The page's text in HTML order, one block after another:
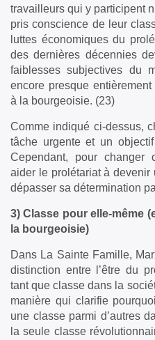
travailleurs qui y participent
pris conscience de leur
luttes économiques du
des dernières décennies
faiblesses subjectives du
encore presque
à la bourgeoisie. (23)
Comme indiqué ci-dessus,
tâche urgente et un
Cependant, pour changer
aider le prolétariat à devenir
dépasser sa détermination
3) Classe pour elle-même
la bourgeoisie)
Dans La Sainte Famille,
distinction entre l’être du
tant que classe dans la
manière qui clarifie
une classe parmi d’autres
la seule classe